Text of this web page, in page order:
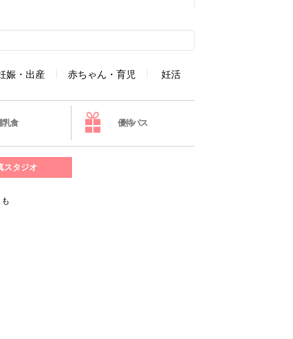
娠・出産 赤ちゃん・育児 妊活
乳食 優待パス
スタジオ